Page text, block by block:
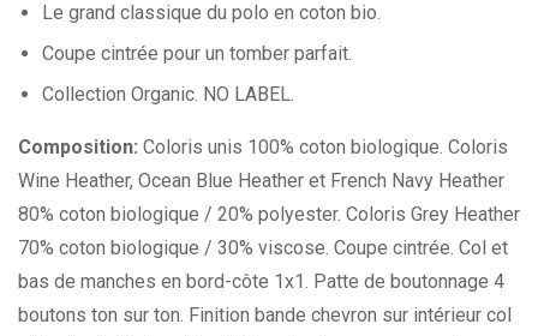
Le grand classique du polo en coton bio.
Coupe cintrée pour un tomber parfait.
Collection Organic. NO LABEL.
Composition: Coloris unis 100% coton biologique. Coloris
Wine Heather, Ocean Blue Heather et French Navy Heather
80% coton biologique / 20% polyester. Coloris Grey Heather
70% coton biologique / 30% viscose. Coupe cintrée. Col et
bas de manches en bord-côte 1x1. Patte de boutonnage 4
boutons ton sur ton. Finition bande chevron sur intérieur col